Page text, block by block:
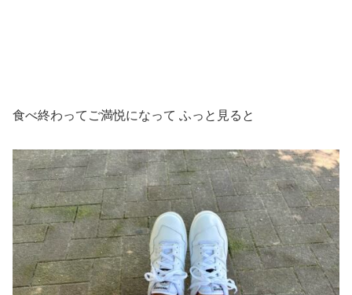
食べ終わってご満悦になって ふっと見ると